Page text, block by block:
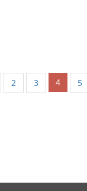
2 3 4 5